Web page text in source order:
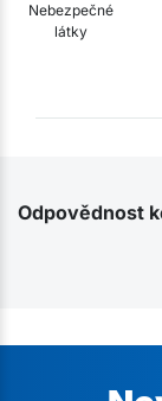
Nebezpečné
látky
Odpovědnost